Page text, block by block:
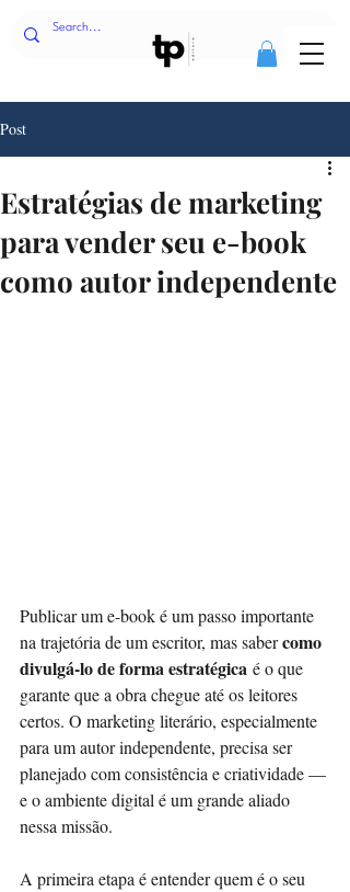
Post
Estratégias de marketing
para vender seu e-book
como autor independente
Publicar um e-book é um passo importante
na trajetória de um escritor, mas saber como
divulgá-lo de forma estratégica é o que
garante que a obra chegue até os leitores
certos. O marketing literário, especialmente
para um autor independente, precisa ser
planejado com consistência e criatividade —
e o ambiente digital é um grande aliado
nessa missão.
A primeira etapa é entender quem é o seu